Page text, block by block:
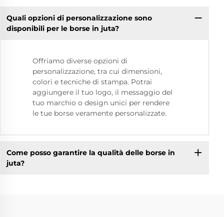
Quali opzioni di personalizzazione sono
disponibili per le borse in juta?
Offriamo diverse opzioni di
personalizzazione, tra cui dimensioni,
colori e tecniche di stampa. Potrai
aggiungere il tuo logo, il messaggio del
tuo marchio o design unici per rendere
le tue borse veramente personalizzate.
Come posso garantire la qualità delle borse in
juta?